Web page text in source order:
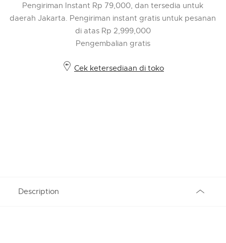
Pengiriman Instant Rp 79,000, dan tersedia untuk
daerah Jakarta. Pengiriman instant gratis untuk pesanan
di atas Rp 2,999,000
Pengembalian gratis
Cek ketersediaan di toko
Description